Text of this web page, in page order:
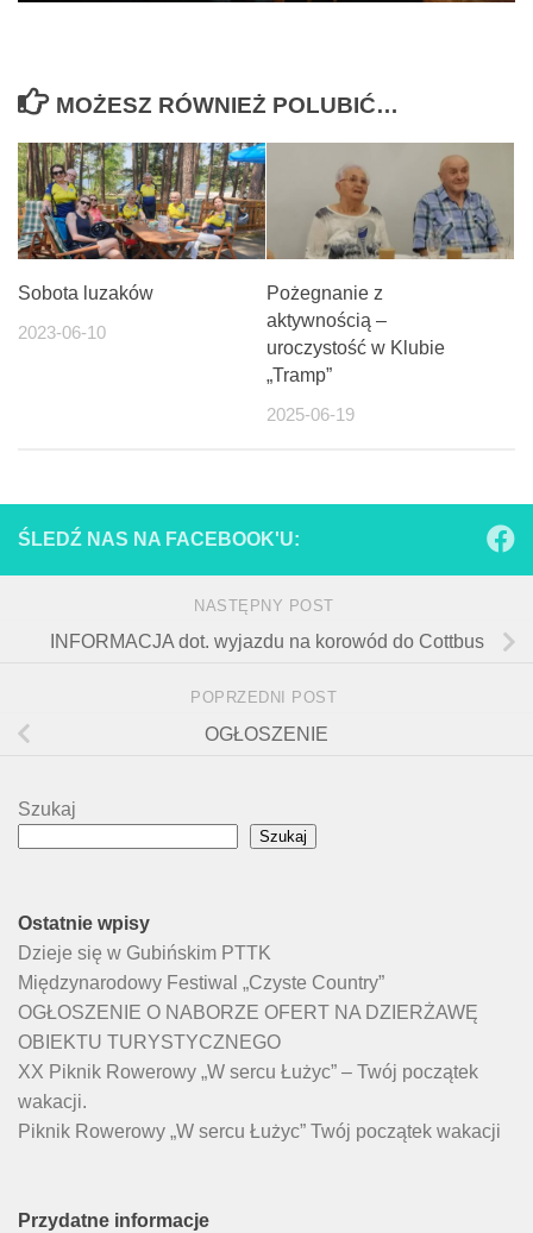
MOŻESZ RÓWNIEŻ POLUBIĆ…
Sobota luzaków
2023-06-10
Pożegnanie z
aktywnością –
uroczystość w Klubie
„Tramp”
2025-06-19
ŚLEDŹ NAS NA FACEBOOK'U:
NASTĘPNY POST
INFORMACJA dot. wyjazdu na korowód do Cottbus
POPRZEDNI POST
OGŁOSZENIE
Szukaj
Szukaj
Ostatnie wpisy
Dzieje się w Gubińskim PTTK
Międzynarodowy Festiwal „Czyste Country”
OGŁOSZENIE O NABORZE OFERT NA DZIERŻAWĘ
OBIEKTU TURYSTYCZNEGO
XX Piknik Rowerowy „W sercu Łużyc” – Twój początek
wakacji.
Piknik Rowerowy „W sercu Łużyc” Twój początek wakacji
Przydatne informacje